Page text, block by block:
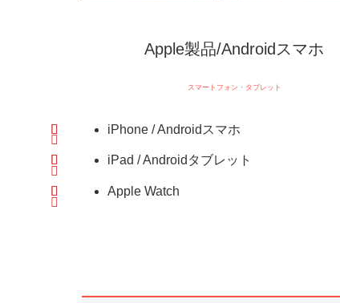
Apple製品/Androidスマホ
スマートフォン・タブレット
iPhone / Androidスマホ
iPad / Androidタブレット
Apple Watch